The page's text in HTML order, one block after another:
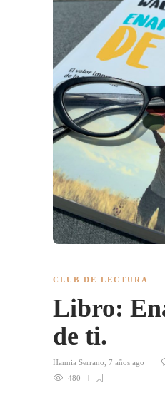
CLUB DE LECTURA
Libro:
de ti.
Hannia Serrano, 7 años ago
480